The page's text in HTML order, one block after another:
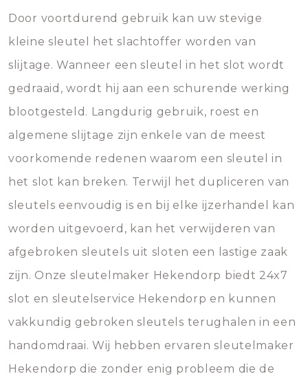
Door voortdurend gebruik kan uw stevige
kleine sleutel het slachtoffer worden van
slijtage. Wanneer een sleutel in het slot wordt
gedraaid, wordt hij aan een schurende werking
blootgesteld. Langdurig gebruik, roest en
algemene slijtage zijn enkele van de meest
voorkomende redenen waarom een sleutel in
het slot kan breken. Terwijl het dupliceren van
sleutels eenvoudig is en bij elke ijzerhandel kan
worden uitgevoerd, kan het verwijderen van
afgebroken sleutels uit sloten een lastige zaak
zijn. Onze sleutelmaker Hekendorp biedt 24x7
slot en sleutelservice Hekendorp en kunnen
vakkundig gebroken sleutels terughalen in een
handomdraai. Wij hebben ervaren sleutelmaker
Hekendorp die zonder enig probleem die de